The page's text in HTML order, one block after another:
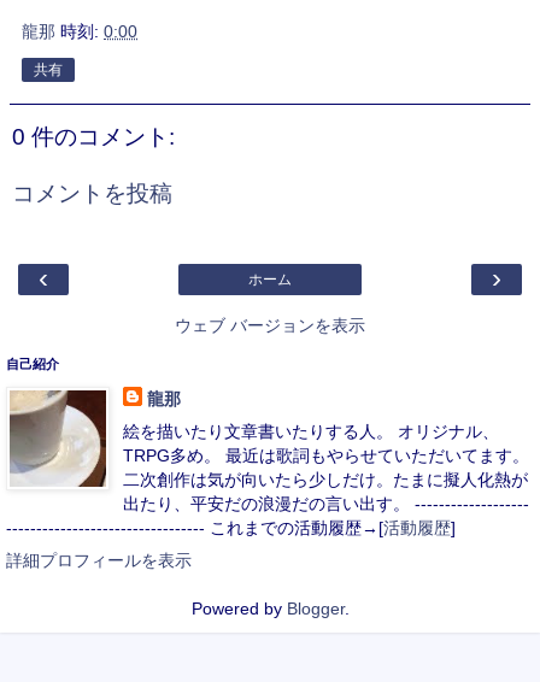
龍那 時刻: 0:00
共有
0 件のコメント:
コメントを投稿
‹ ›
ホーム
ウェブ バージョンを表示
自己紹介
龍那
絵を描いたり文章書いたりする人。 オリジナル、
TRPG多め。 最近は歌詞もやらせていただいてます。
二次創作は気が向いたら少しだけ。たまに擬人化熱が
出たり、平安だの浪漫だの言い出す。 -------------------
--------------------------------- これまでの活動履歴→[活動履歴]
詳細プロフィールを表示
Powered by Blogger.